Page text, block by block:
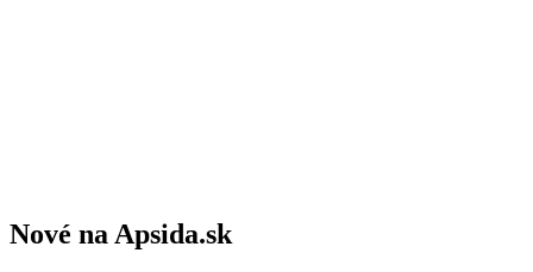
Nové na Apsida.sk